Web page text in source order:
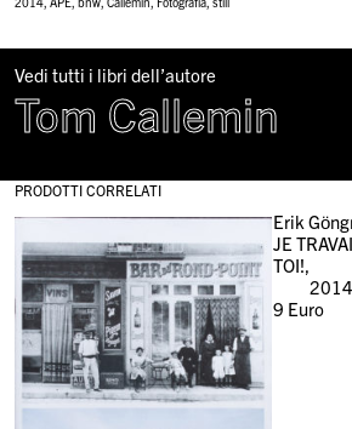
Vedi tutti i libri dell’autore
Tom Callemin
PRODOTTI CORRELATI
Erik
JE
TOI!,
2014
9 Euro